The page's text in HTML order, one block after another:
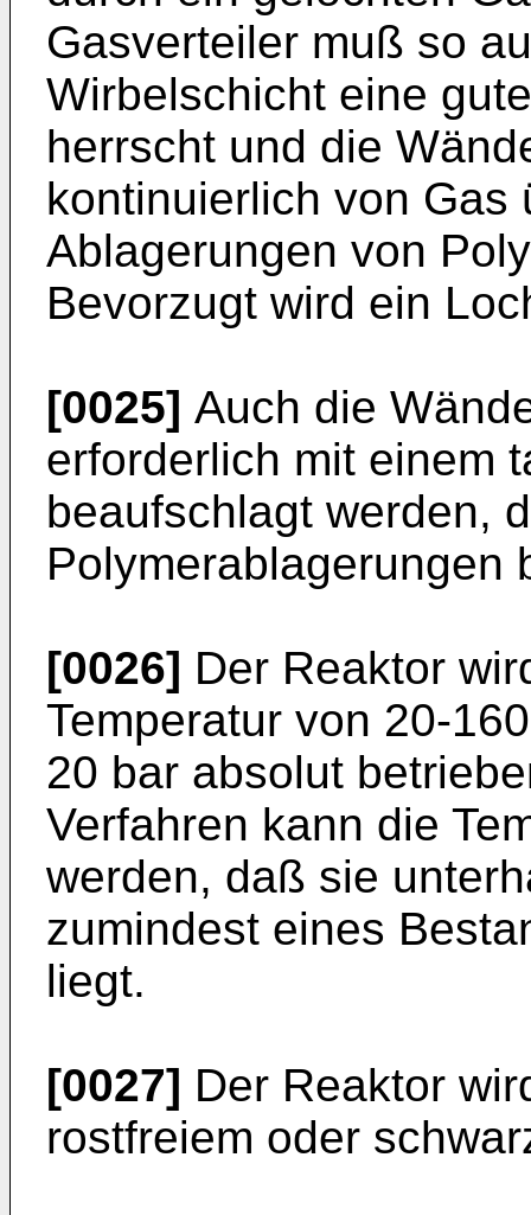
Gasverteiler muß so
Wirbelschicht eine
herrscht und die
kontinuierlich von Gas
Ablagerungen von
Bevorzugt wird ein
[0025] Auch die
erforderlich mit einem
beaufschlagt werden,
Polymerablagerungen
[0026] Der Reaktor
Temperatur von 20-
20 bar absolut
Verfahren kann die
werden, daß sie
zumindest eines
liegt.
[0027] Der Reaktor
rostfreiem oder